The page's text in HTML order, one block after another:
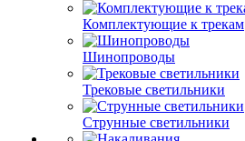
Комплектующие к трекам
Шинопроводы
Трековые светильники
Струнные светильники